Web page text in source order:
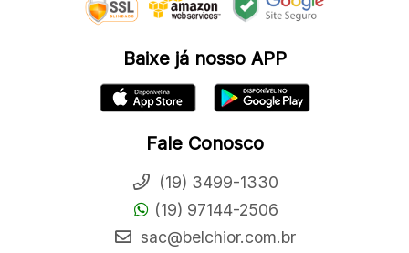
Baixe já nosso APP
Fale Conosco
(19) 3499-1330
(19) 97144-2506
sac@belchior.com.br